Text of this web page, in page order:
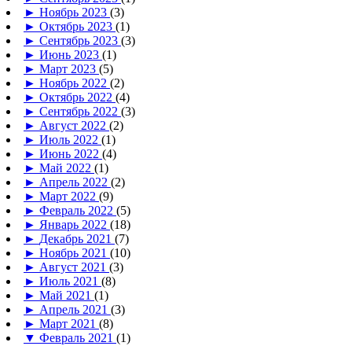
► Ноябрь 2023 (3)
► Октябрь 2023 (1)
► Сентябрь 2023 (3)
► Июнь 2023 (1)
► Март 2023 (5)
► Ноябрь 2022 (2)
► Октябрь 2022 (4)
► Сентябрь 2022 (3)
► Август 2022 (2)
► Июль 2022 (1)
► Июнь 2022 (4)
► Май 2022 (1)
► Апрель 2022 (2)
► Март 2022 (9)
► Февраль 2022 (5)
► Январь 2022 (18)
► Декабрь 2021 (7)
► Ноябрь 2021 (10)
► Август 2021 (3)
► Июль 2021 (8)
► Май 2021 (1)
► Апрель 2021 (3)
► Март 2021 (8)
▼ Февраль 2021 (1)